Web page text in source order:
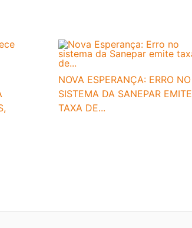
NOVA ESPERANÇA: ERRO NO
SISTEMA DA SANEPAR EMITE
TAXA DE...